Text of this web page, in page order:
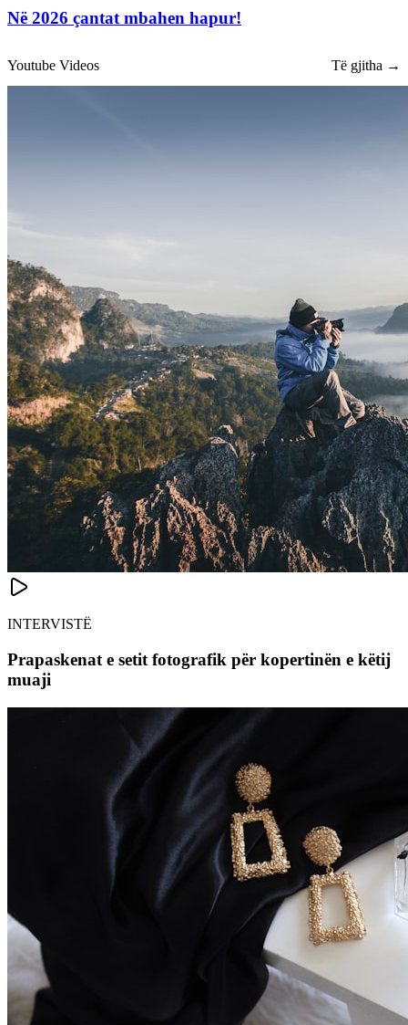
Në 2026 çantat mbahen hapur!
Youtube Videos Të gjitha →
INTERVISTË
Prapaskenat e setit fotografik për kopertinën e këtij
muaji